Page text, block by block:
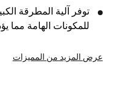
توفر آلية المطرقة
للمكونات الهامة مما
عرض المزيد من المميزات